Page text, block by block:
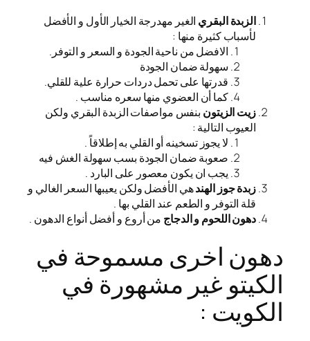
الزبدة البقري الغير مهدرجة الخيار الأول و الأفضل
لأسباب كثيرة منها :
الافضل من ناحية الجودة و السعر و التوفر.
سهولة ضمان الجودة
قدرتها على تحمل دردات حرارة علية للقلي.
كما أن العضوي منها سعره مناسب .
زيت الزيتون بنفس مواصفات الزبدة البقري ولكن
العيوب التالية :
لا يجوز تسخينه أو القلي به إطلاقاً .
صعوبة ضمان الجودة بسب سهولة الغش فيه
يجب ان يكون معصور على البارد .
زبدة جوز الهندهي الأفضل ولكن يعيبها السعر الغالي و
قلة التوفر و الطعم عند القلي بها .
دهون اللحوم و الدجاج من أروع و أفضل أنواع الدهون .
دهون اخرى مسموحة في
الكيتو غير مشهورة في
الكويت :